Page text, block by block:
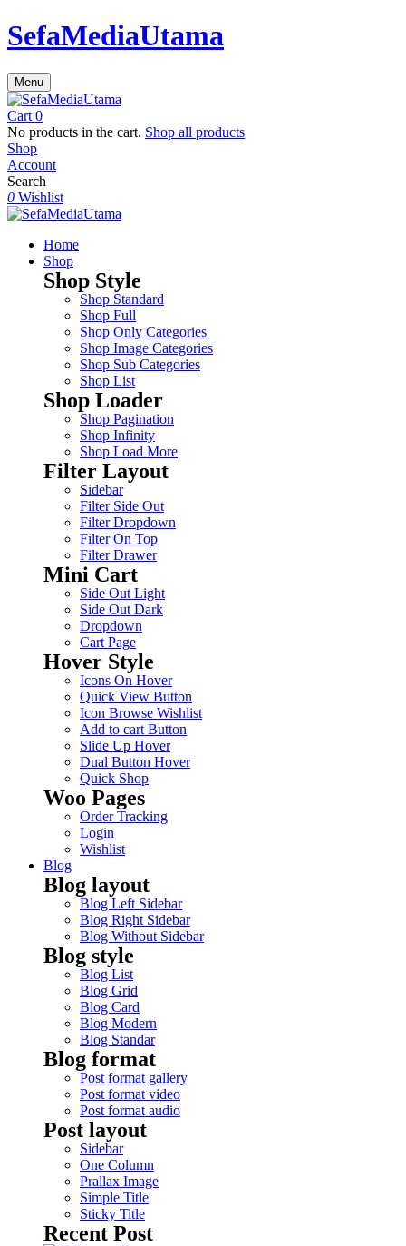
SefaMediaUtama
Menu
Cart 0
No products in the cart. Shop all products
Shop
Account
Search
0 Wishlist
Home
Shop
Shop Style
Shop Standard
Shop Full
Shop Only Categories
Shop Image Categories
Shop Sub Categories
Shop List
Shop Loader
Shop Pagination
Shop Infinity
Shop Load More
Filter Layout
Sidebar
Filter Side Out
Filter Dropdown
Filter On Top
Filter Drawer
Mini Cart
Side Out Light
Side Out Dark
Dropdown
Cart Page
Hover Style
Icons On Hover
Quick View Button
Icon Browse Wishlist
Add to cart Button
Slide Up Hover
Dual Button Hover
Quick Shop
Woo Pages
Order Tracking
Login
Wishlist
Blog
Blog layout
Blog Left Sidebar
Blog Right Sidebar
Blog Without Sidebar
Blog style
Blog List
Blog Grid
Blog Card
Blog Modern
Blog Standar
Blog format
Post format gallery
Post format video
Post format audio
Post layout
Sidebar
One Column
Prallax Image
Simple Title
Sticky Title
Recent Post